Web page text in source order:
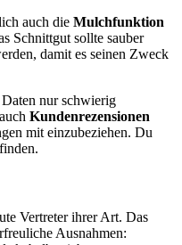
auch die Mulchfunktion
Schnittgut sollte sauber
damit es seinen Zweck
nur schwierig
Kundenrezensionen
mit einzubeziehen. Du
Vertreter ihrer Art. Das
Ausnahmen: